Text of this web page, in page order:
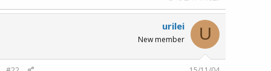
U
urilei
New member